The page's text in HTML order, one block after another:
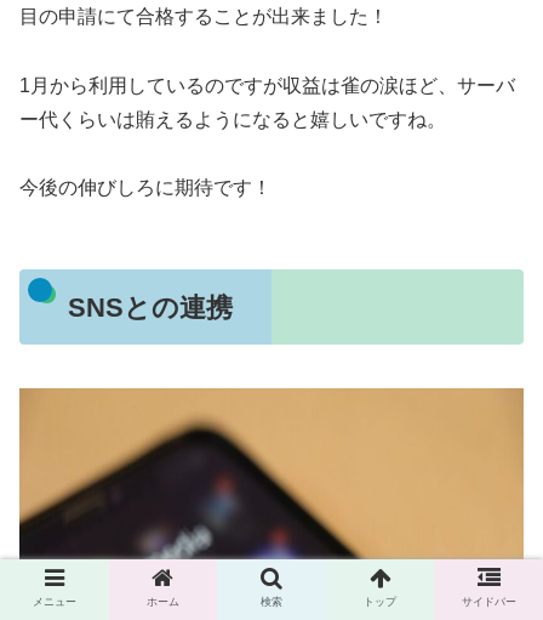
目の申請にて合格することが出来ました！
1月から利用しているのですが収益は雀の涙ほど、サーバ
ー代くらいは賄えるようになると嬉しいですね。
今後の伸びしろに期待です！
SNSとの連携
メニュー ホーム 検索 トップ サイドバー